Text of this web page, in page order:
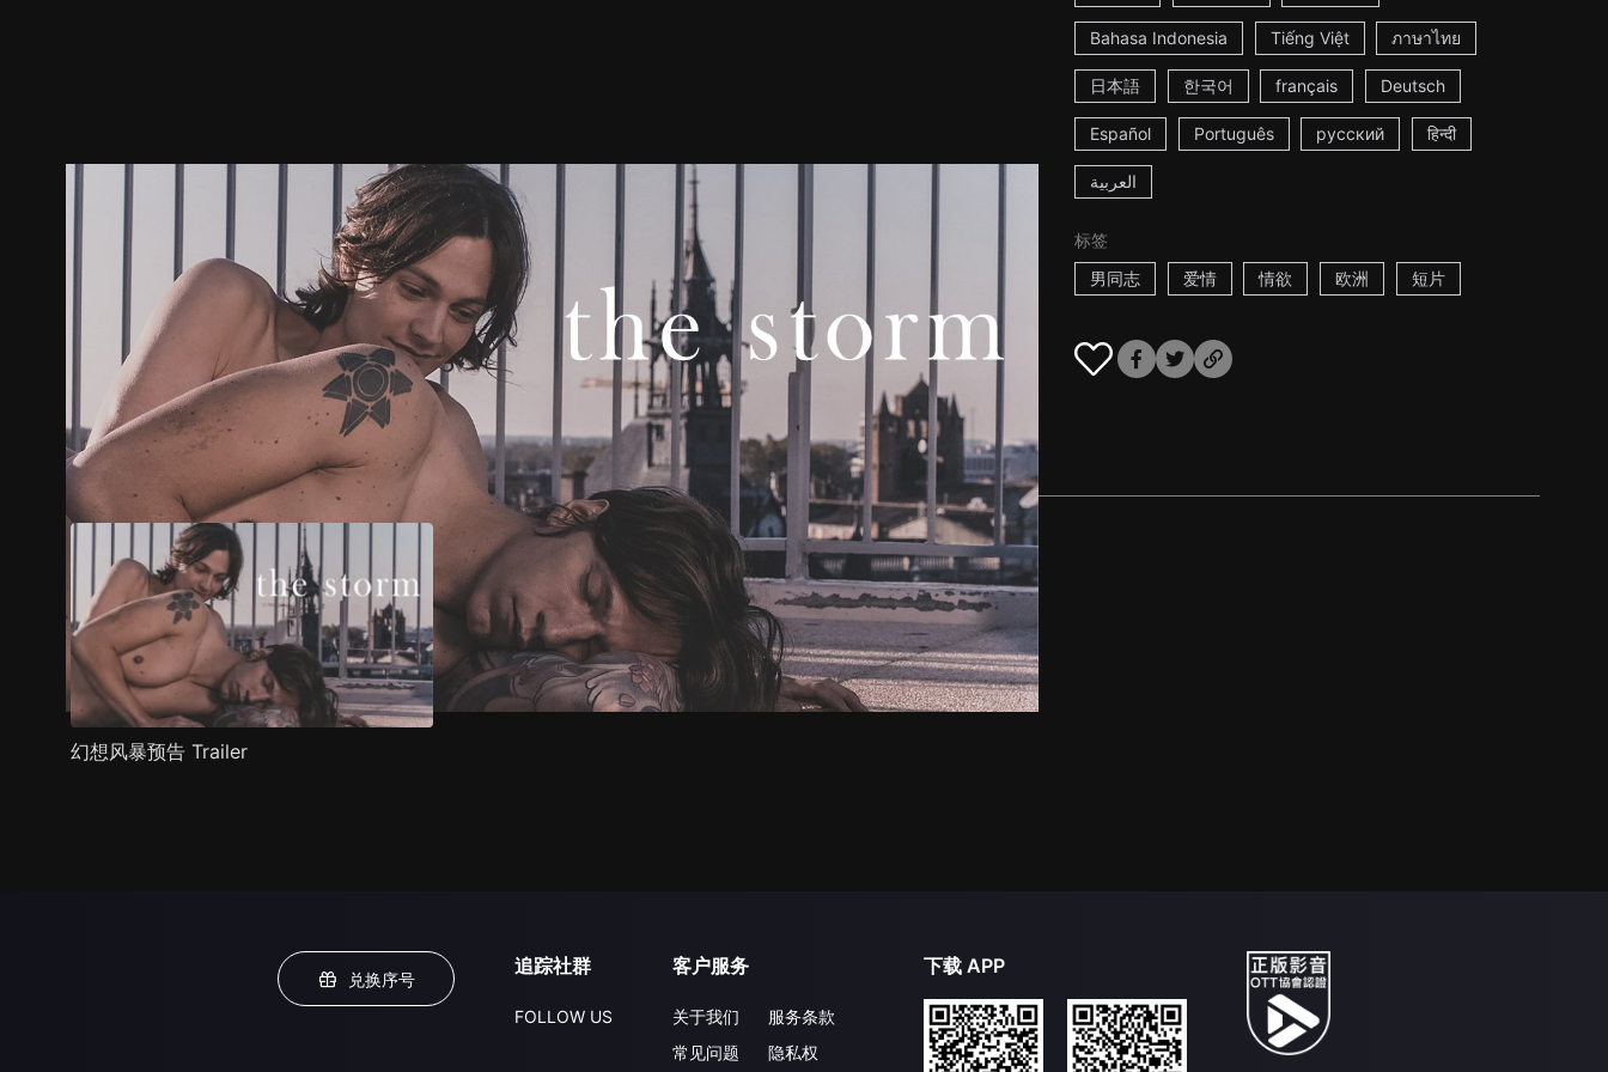
Bahasa Indonesia Tiếng Việt ภาษาไทย
日本語 한국어 français Deutsch
Español Português русский हिन्दी
العربية
标签
男同志
爱情 情欲 欧洲 短片
预告 推荐影片 剧情介绍
幻想风暴预告 Trailer
兑换序号
追踪社群
FOLLOW US
客户服务
关于我们
常见问题
服务条款
隐私权
下载 APP